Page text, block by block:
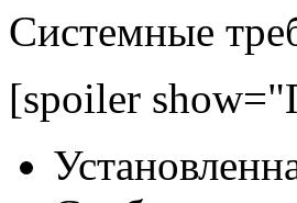
Системные
[spoiler